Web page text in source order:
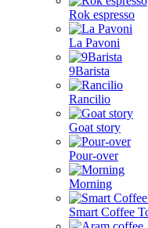
Rok espresso
La Pavoni
9Barista
Rancilio
Goat story
Pour-over
Morning
Smart Coffee